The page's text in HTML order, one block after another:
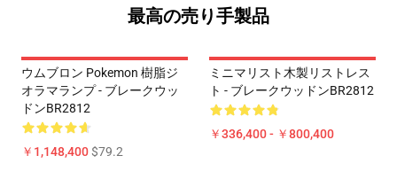
最高の売り手製品
ウムブロン Pokemon 樹脂ジ
オラマランプ - ブレークウッ
ドンBR2812
￥1,148,400$79.2
ミニマリスト木製リストレス
ト - ブレークウッドンBR2812
￥336,400 - ￥800,400